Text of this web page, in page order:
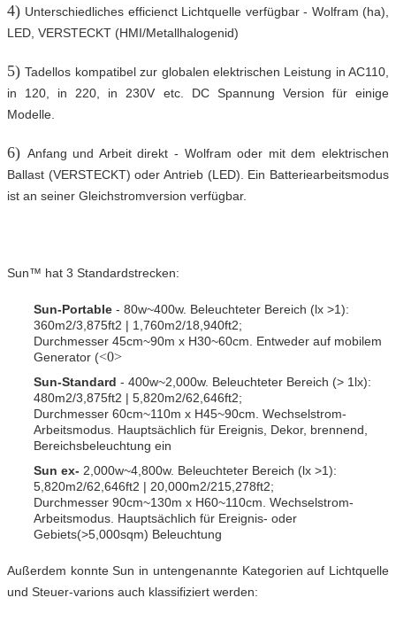
4) Unterschiedliches efficienct Lichtquelle verfügbar - Wolfram (ha),
LED, VERSTECKT (HMI/Metallhalogenid)
5)Tadellos kompatibel zur globalen elektrischen Leistung in AC110,
in 120, in 220, in 230V etc. DC Spannung Version für einige
Modelle.
6) Anfang und Arbeit direkt - Wolfram oder mit dem elektrischen
Ballast (VERSTECKT) oder Antrieb (LED). Ein Batteriearbeitsmodus
ist an seiner Gleichstromversion verfügbar.
Sun™ hat 3 Standardstrecken:
Sun-Portable - 80w~400w. Beleuchteter Bereich (lx >1):
360m2/3,875ft2 | 1,760m2/18,940ft2;
Durchmesser 45cm~90m x H30~60cm. Entweder auf mobilem
Generator (<0>
Sun-Standard - 400w~2,000w. Beleuchteter Bereich (> 1lx):
480m2/3,875ft2 | 5,820m2/62,646ft2;
Durchmesser 60cm~110m x H45~90cm. Wechselstrom-
Arbeitsmodus. Hauptsächlich für Ereignis, Dekor, brennend,
Bereichsbeleuchtung ein
Sun ex- 2,000w~4,800w. Beleuchteter Bereich (lx >1):
5,820m2/62,646ft2 | 20,000m2/215,278ft2;
Durchmesser 90cm~130m x H60~110cm. Wechselstrom-
Arbeitsmodus. Hauptsächlich für Ereignis- oder
Gebiets(>5,000sqm) Beleuchtung
Außerdem konnte Sun in untengenannte Kategorien auf Lichtquelle
und Steuer-varions auch klassifiziert werden: